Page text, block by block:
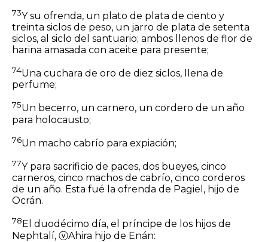
73Y su ofrenda, un plato de plata de ciento y
treinta siclos de peso, un jarro de plata de setenta
siclos, al siclo del santuario; ambos llenos de flor de
harina amasada con aceite para presente;
74Una cuchara de oro de diez siclos, llena de
perfume;
75Un becerro, un carnero, un cordero de un año
para holocausto;
76Un macho cabrío para expiación;
77Y para sacrificio de paces, dos bueyes, cinco
carneros, cinco machos de cabrío, cinco corderos
de un año. Esta fué la ofrenda de Pagiel, hijo de
Ocrán.
78 El duodécimo día, el príncipe de los hijos de
Nephtalí, ⓥAhira hijo de Enán: